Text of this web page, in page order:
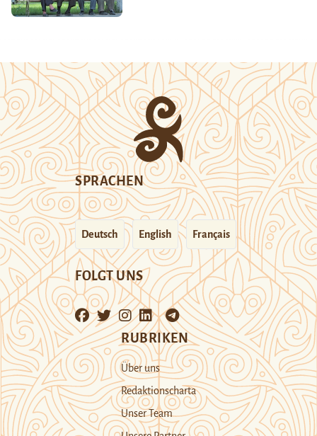
SPRACHEN
Deutsch English Français
FOLGT UNS
RUBRIKEN
Über uns
Redaktionscharta
Unser Team